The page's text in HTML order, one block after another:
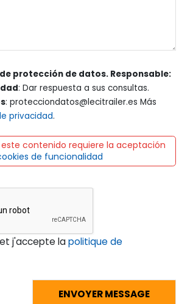
protección de datos. Responsable:
: Dar respuesta a sus consultas.
: protecciondatos@lecitrailer.es Más
privacidad.
este contenido requiere la aceptación
de funcionalidad
et j'accepte lapolitique de